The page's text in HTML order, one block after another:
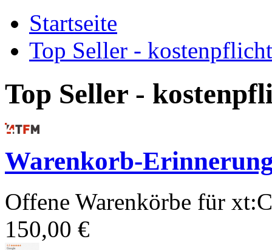
Startseite
Top Seller -
Top Seller -
Warenkorb-
Offene Warenkörbe für
150,00 €